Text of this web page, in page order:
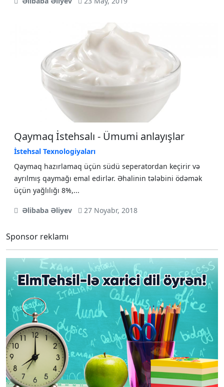
Qaymaq İstehsalı - Ümumi anlayışlar
İstehsal Texnologiyaları
Qaymaq hazırlamaq üçün südü seperatordan keçirir və
ayrılmış qaymağı emal edirlər. Əhalinin tələbini ödəmək
üçün yağlılığı 8%,...
Əlibaba Əliyev 27 Noyabr, 2018
Sponsor reklamı